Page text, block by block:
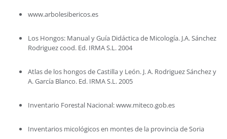
www.arbolesibericos.es
Los Hongos: Manual y Guía Didáctica de Micología. J.A. Sánchez
Rodriguez cood. Ed. IRMA S.L. 2004
Atlas de los hongos de Castilla y León. J. A. Rodriguez Sánchez y
A. García Blanco. Ed. IRMA S.L. 2005
Inventario Forestal Nacional: www.miteco.gob.es
Inventarios micológicos en montes de la provincia de Soria